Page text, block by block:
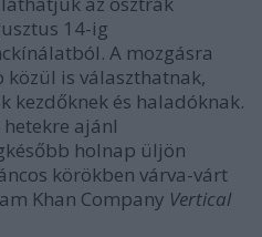
14-ig
A mozgásra
közül is választhatnak,
kezdőknek és haladóknak.
hetekre ajánl
holnap üljön
körökben várva-várt
Khan Company Vertical